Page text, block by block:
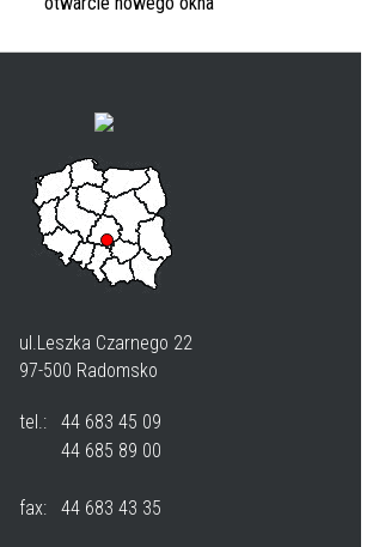
ul.Leszka Czarnego 22
97-500 Radomsko
tel.:
44 683 45 09
44 685 89 00
fax: 44 683 43 35